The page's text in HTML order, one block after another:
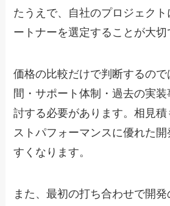
たうえで、自社のプロジェク
ートナーを選定することが大切
価格の比較だけで判断するの
間・サポート体制・過去の実
討する必要があります。相見積
ストパフォーマンスに優れた
すくなります。
また、最初の打ち合わせで開